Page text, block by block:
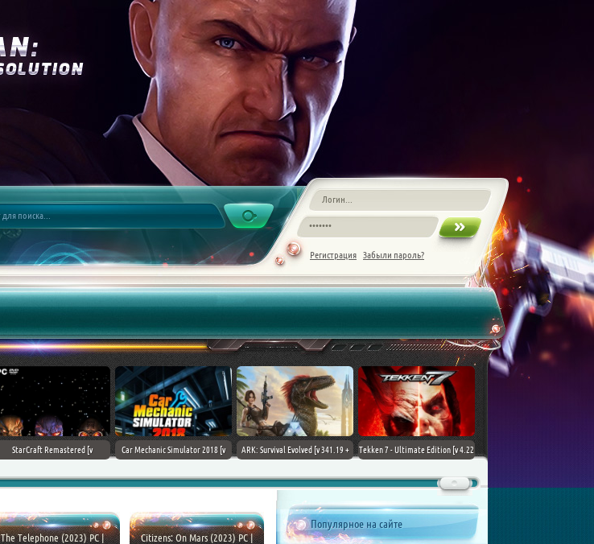
Регистрация Забыли пароль?
StarCraft Remastered [v
Car Mechanic Simulator 2018 [v
ARK: Survival Evolved [v 341.19 +
Tekken 7 - Ultimate Edition [v 4.22
Chovka
Популярное на сайте
The Telephone (2023) PC |
Citizens: On Mars (2023) PC |